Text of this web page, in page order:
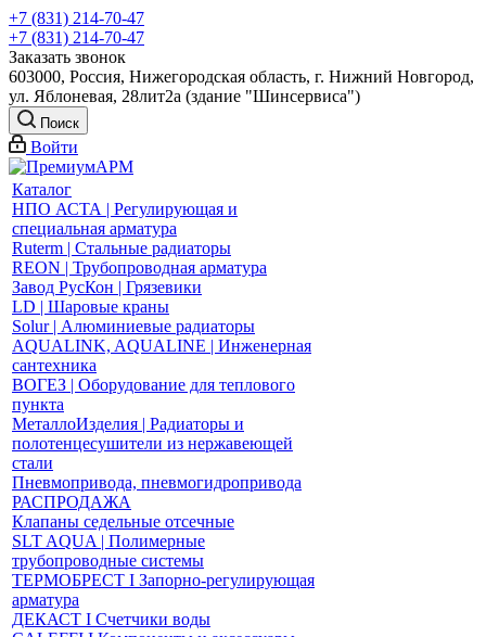
+7 (831) 214-70-47
+7 (831) 214-70-47
Заказать звонок
603000, Россия, Нижегородская область, г. Нижний Новгород,
ул. Яблоневая, 28лит2а (здание "Шинсервиса")
Поиск
Войти
Каталог
НПО АСТА | Регулирующая и
специальная арматура
Ruterm | Стальные радиаторы
REON | Трубопроводная арматура
Завод РусКон | Грязевики
LD | Шаровые краны
Solur | Алюминиевые радиаторы
AQUALINK, AQUALINE | Инженерная
сантехника
ВОГЕЗ | Оборудование для теплового
пункта
МеталлоИзделия | Радиаторы и
полотенцесушители из нержавеющей
стали
Пневмопривода, пневмогидропривода
РАСПРОДАЖА
Клапаны седельные отсечные
SLT AQUA | Полимерные
трубопроводные системы
ТЕРМОБРЕСТ І Запорно-регулирующая
арматура
ДЕКАСТ І Счетчики воды